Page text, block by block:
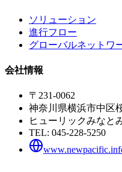
ソリューション
進行フロー
グローバルネットワ
会社情報
〒231-0062
神奈川県横浜市中区
ヒューリックみなと
TEL: 045-228-5250